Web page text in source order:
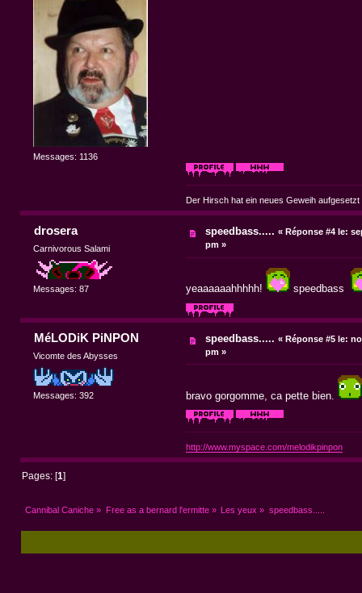
Messages: 1136
Der Hirsch hat ein neues Geweih aufgesetzt
drosera
Carnivorous Salami
Messages: 87
speedbass..... «Réponse #4 le:
pm »
yeaaaaaahhhhh! speedbass
MéLODiK PiNPON
Vicomte des Abysses
Messages: 392
speedbass..... «Réponse #5 le:
pm »
bravo gorgomme, ca pette bien.
http://www.myspace.com/melodikpinpon
Pages: [1
Cannibal Caniche » Free as a bernard l'ermitte» Les yeux » speedbass.....